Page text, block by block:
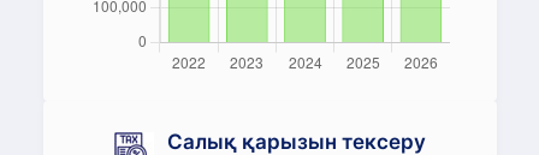
Салық қарызын тексеру